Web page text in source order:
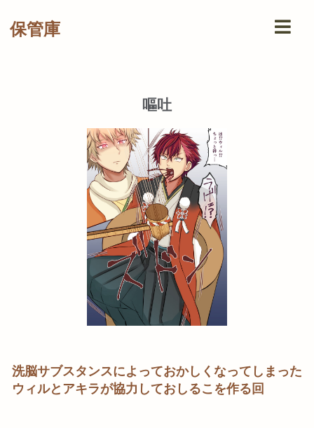
保管庫
嘔吐
洗脳サブスタンスによっておかしくなってしまった
ウィルとアキラが協力しておしるこを作る回